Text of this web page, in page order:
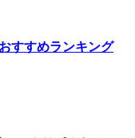
すすめランキング